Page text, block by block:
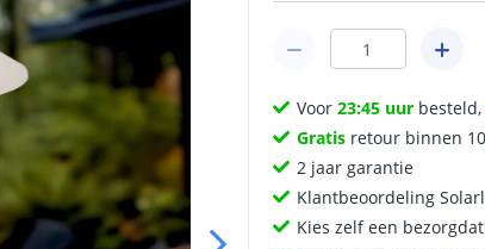
Voor23:45 uur besteld,
Gratis retour binnen
2 jaar garantie
Klantbeoordeling
Kies zelf een